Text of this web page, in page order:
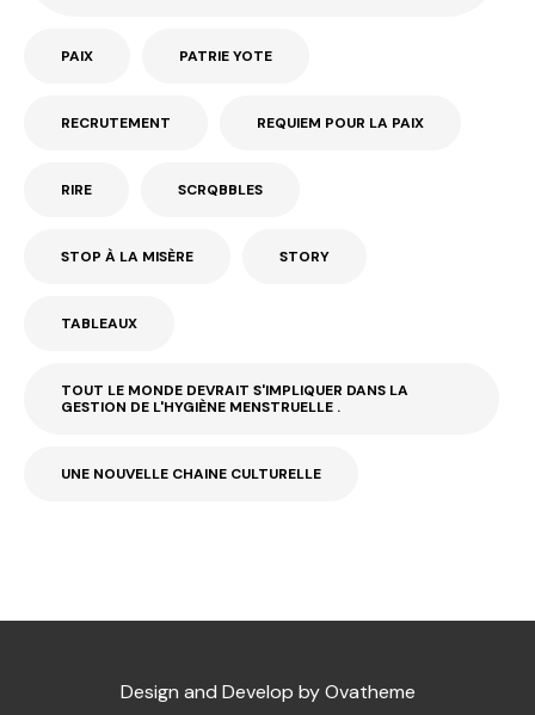
PAIX PATRIE YOTE
RECRUTEMENT REQUIEM POUR LA PAIX
RIRE SCRQBBLES
STOP À LA MISÈRE STORY
TABLEAUX
TOUT LE MONDE DEVRAIT S'IMPLIQUER DANS LA
GESTION DE L'HYGIÈNE MENSTRUELLE .
UNE NOUVELLE CHAINE CULTURELLE
Design and Develop by Ovatheme